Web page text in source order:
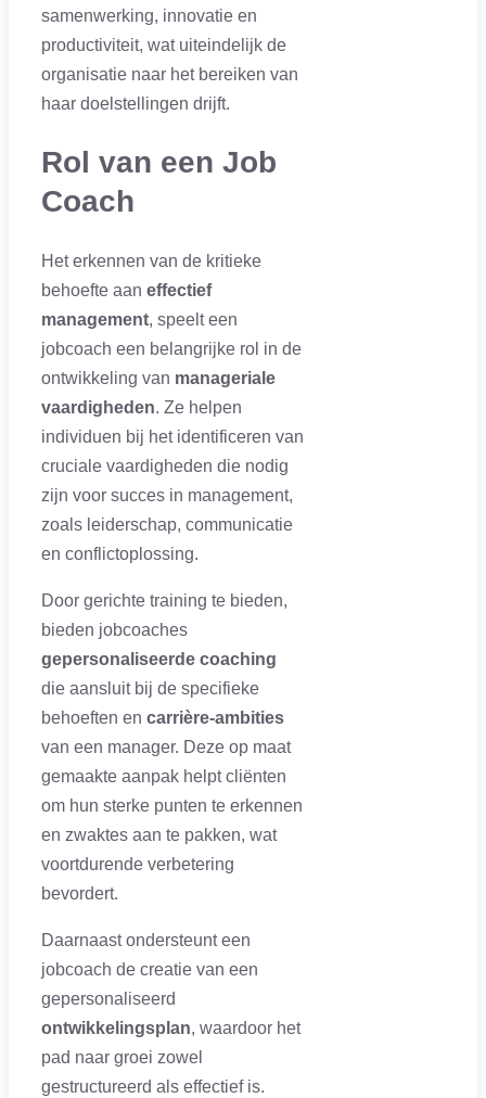
samenwerking, innovatie en
productiviteit, wat uiteindelijk de
organisatie naar het bereiken van
haar doelstellingen drijft.
Rol van een Job
Coach
Het erkennen van de kritieke
behoefte aan effectief
management, speelt een
jobcoach een belangrijke rol in de
ontwikkeling van manageriale
vaardigheden. Ze helpen
individuen bij het identificeren van
cruciale vaardigheden die nodig
zijn voor succes in management,
zoals leiderschap, communicatie
en conflictoplossing.
Door gerichte training te bieden,
bieden jobcoaches
gepersonaliseerde coaching
die aansluit bij de specifieke
behoeften en carrière-ambities
van een manager. Deze op maat
gemaakte aanpak helpt cliënten
om hun sterke punten te erkennen
en zwaktes aan te pakken, wat
voortdurende verbetering
bevordert.
Daarnaast ondersteunt een
jobcoach de creatie van een
gepersonaliseerd
ontwikkelingsplan, waardoor het
pad naar groei zowel
gestructureerd als effectief is.